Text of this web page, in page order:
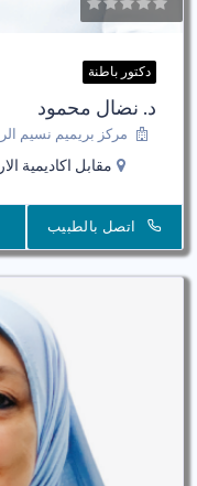
دكتور باطنة
د. نضال محمود
مركز بريميم نسيم
مقابل اكاديمية
اتصل بالطبيب